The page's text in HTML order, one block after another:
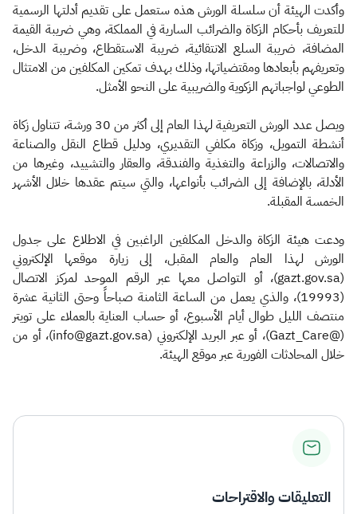
وأكدت الهيئة أن سلسلة الورش هذه ستعمل على تقديم أدلتها الرسمية
للتعريف بأحكام الزكاة والضرائب السارية في المملكة، وهي ضريبة القيمة
المضافة، ضريبة السلع الانتقائية، ضريبة الاستقطاع، وضريبة الدخل،
وتعريفهم بأبعادها ومقتضياتها، وذلك بهدف تمكين المكلفين من الامتثال
الطوعي لواجباتهم الزكوية والضريبية على النحو الأمثل.
ويصل عدد الورش التعريفية لهذا العام إلى أكثر من 30 ورشة، تتناول زكاة
أنشطة التمويل، وزكاة مكلفي التقديري، ودليل قطاع النقل والصناعة
والاتصالات، والزراعة والتغذية والفندقة، والعقار والتشييد، وغيرها من
الأدلة، بالإضافة إلى الضرائب بأنواعها، والتي سيتم عقدها خلال الأشهر
الخمسة المقبلة.
ودعت هيئة الزكاة والدخل المكلفين الراغبين في الاطلاع على جدول
الورش لهذا العام والعام المقبل، إلى زيارة موقعها الإلكتروني
(gazt.gov.sa)، أو التواصل معها عبر الرقم الموحد لمركز الاتصال
(19993)، والذي يعمل من الساعة الثامنة صباحاً وحتى الثانية عشرة
منتصف الليل طوال أيام الأسبوع، أو حساب العناية بالعملاء على تويتر
(@Gazt_Care)، أو عبر البريد الإلكتروني (info@gazt.gov.sa)، أو من
خلال المحادثات الفورية عبر موقع الهيئة.
التعليقات والاقتراحات